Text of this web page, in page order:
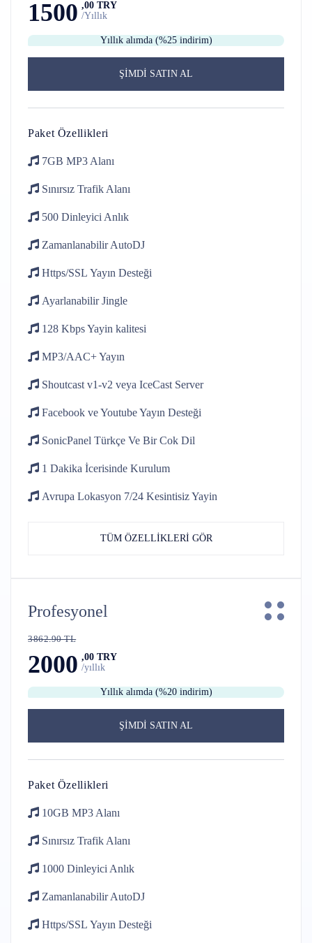
1500 ,00 TRY
/Yıllık
Yıllık alımda (%25 indirim)
ŞİMDİ SATIN AL
Paket Özellikleri
7GB MP3 Alanı
Sınırsız Trafik Alanı
500 Dinleyici Anlık
ZamanlanabilirAutoDJ
Https/SSL Yayın Desteği
AyarlanabilirJingle
128 KbpsYayin kalitesi
MP3/AAC+Yayın
Shoutcast v1-v2 veya IceCast Server
Facebook ve YoutubeYayın Desteği
SonicPanel Türkçe Ve Bir Cok Dil
1 Dakika İcerisinde Kurulum
Avrupa Lokasyon 7/24 Kesintisiz Yayin
TÜM ÖZELLİKLERİ GÖR
Profesyonel
3862.90 TL
2000 ,00 TRY
/yıllık
Yıllık alımda (%20 indirim)
ŞİMDİ SATIN AL
Paket Özellikleri
10GB MP3 Alanı
Sınırsız Trafik Alanı
1000 Dinleyici Anlık
ZamanlanabilirAutoDJ
Https/SSL Yayın Desteği